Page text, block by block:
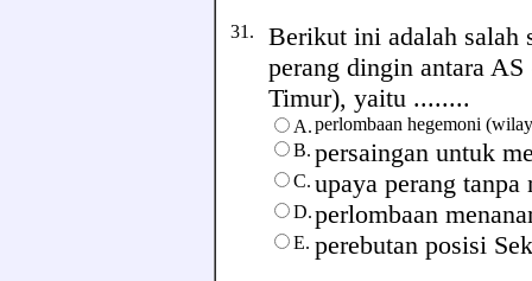
31. Berikut ini adalah salah
perang dingin antara
Timur), yaitu ........
A.perlombaan hegemoni
B. persaingan untuk
C. upaya perang tanpa
D.perlombaan
E. perebutan posisi